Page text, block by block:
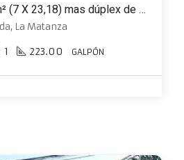
Galpón de 162,26 m² (7 X 23,18) mas dúplex de 3 ambientes con patio
La Matanza
1 223.00 GALPÓN